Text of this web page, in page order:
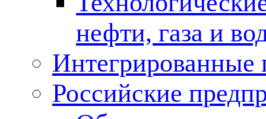
нефти, газа и
Российские